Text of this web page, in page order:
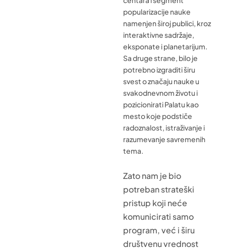
popularizacije nauke
namenjen široj publici, kroz
interaktivne sadržaje,
eksponate i planetarijum.
Sa druge strane, bilo je
potrebno izgraditi širu
svest o značaju nauke u
svakodnevnom životu i
pozicionirati Palatu kao
mesto koje podstiče
radoznalost, istraživanje i
razumevanje savremenih
tema.
Zato nam je bio
potreban strateški
pristup koji neće
komunicirati samo
program, već i širu
društvenu vrednost